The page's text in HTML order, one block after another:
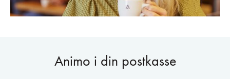
Animo i din postkasse